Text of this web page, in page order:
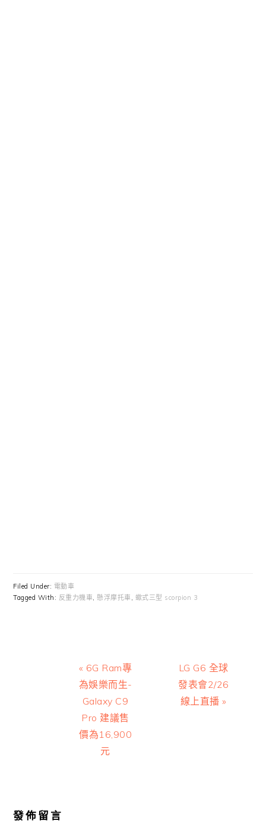
Filed Under: 電動車
Tagged With: 反重力機車,懸浮摩托車, 蠍式三型 scorpion 3
Previous
Post:
« 6G Ram專
為娛樂而生-
Galaxy C9
Pro 建議售
價為16,900
元
Next
Post:
LG G6 全球
發表會2/26
線上直播 »
發佈留言